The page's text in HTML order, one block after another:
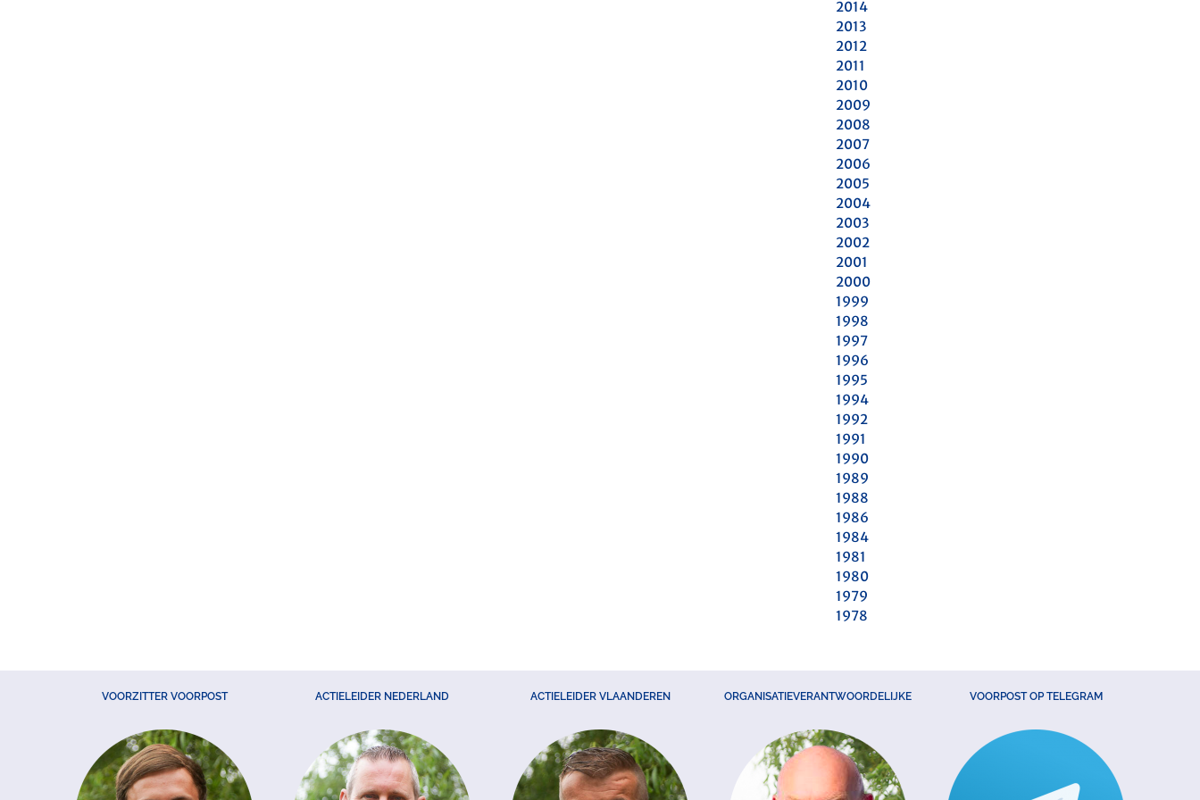
2014
2013
2012
2011
2010
2009
2008
2007
2006
2005
2004
2003
2002
2001
2000
1999
1998
1997
1996
1995
1994
1992
1991
1990
1989
1988
1986
1984
1981
1980
1979
1978
VOORZITTER VOORPOST ACTIELEIDER NEDERLAND ACTIELEIDER VLAANDEREN ORGANISATIEVERANTWOORDELIJKE VOORPOST OP TELEGRAM